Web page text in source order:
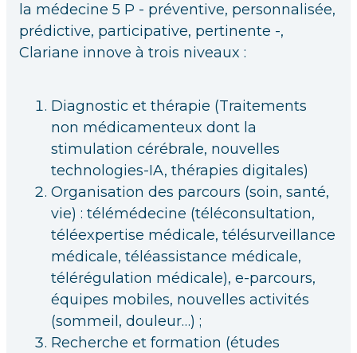
la médecine 5 P - préventive, personnalisée,
prédictive, participative, pertinente -,
Clariane innove à trois niveaux :
Diagnostic et thérapie (Traitements
non médicamenteux dont la
stimulation cérébrale, nouvelles
technologies-IA, thérapies digitales)
Organisation des parcours (soin, santé,
vie) : télémédecine (téléconsultation,
téléexpertise médicale, télésurveillance
médicale, téléassistance médicale,
télérégulation médicale), e-parcours,
équipes mobiles, nouvelles activités
(sommeil, douleur…) ;
Recherche et formation (études